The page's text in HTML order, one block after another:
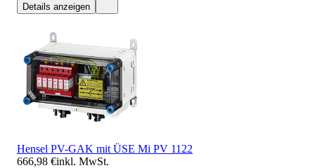
Details anzeigen
Hensel PV-GAK mit ÜSE Mi PV 1122
666,98 €inkl. MwSt.